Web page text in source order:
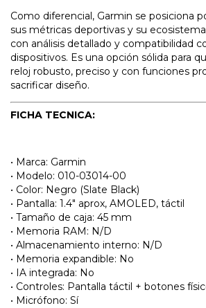
Como diferencial, Garmin se posiciona
sus métricas deportivas y su
con análisis detallado y compatibilidad
dispositivos. Es una opción sólida para
reloj robusto, preciso y con funciones
sacrificar diseño.
FICHA TECNICA:
• Marca: Garmin
• Modelo: 010-03014-00
• Color: Negro (Slate Black)
• Pantalla: 1.4" aprox, AMOLED, táctil
• Tamaño de caja: 45 mm
• Memoria RAM: N/D
• Almacenamiento interno: N/D
• Memoria expandible: No
• IA integrada: No
• Controles: Pantalla táctil + botones
• Micrófono: Sí